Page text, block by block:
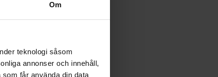
Om
teknologi såsom
annonser och innehåll,
får använda din data